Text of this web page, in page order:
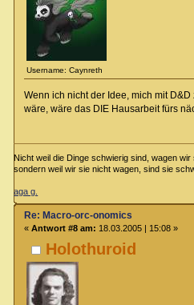
Username: Caynreth
Wenn ich nicht der Idee, mich mit
wäre, wäre das DIE Hausarbeit fürs
Nicht weil die Dinge schwierig sind, wagen wir
sondern weil wir sie nicht wagen, sind sie
aga g.
Holothuroid
Re: Macro-orc-onomics
« Antwort #8 am: 18.03.2005 | 15:08 »